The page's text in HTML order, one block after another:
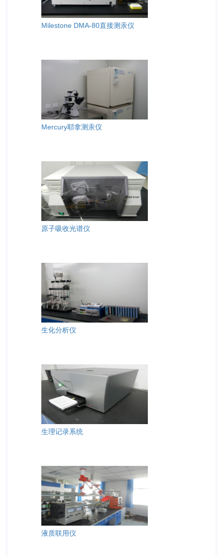
Milestone DMA-80直接测汞仪
Mercury耶拿测汞仪
原子吸收光谱仪
生化分析仪
生理记录系统
液质联用仪